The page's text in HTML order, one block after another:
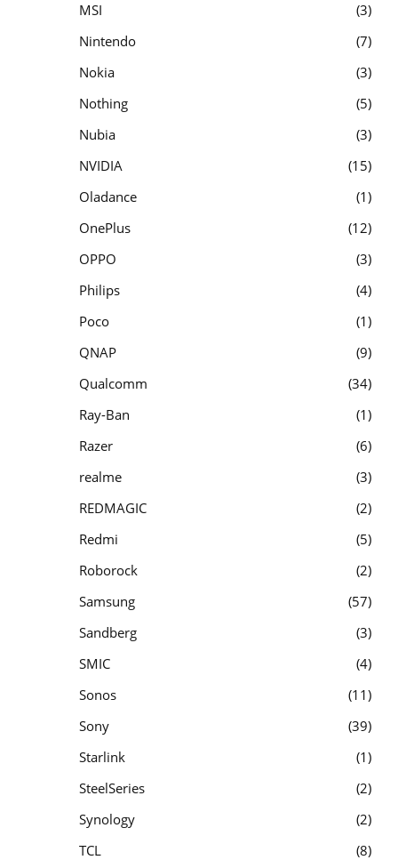
MSI
3
Nintendo
7
Nokia
3
Nothing
5
Nubia
3
NVIDIA
15
Oladance
1
OnePlus
12
OPPO
3
Philips
4
Poco
1
QNAP
9
Qualcomm
34
Ray-Ban
1
Razer
6
realme
3
REDMAGIC
2
Redmi
5
Roborock
2
Samsung
57
Sandberg
3
SMIC
4
Sonos
11
Sony
39
Starlink
1
SteelSeries
2
Synology
2
TCL
8